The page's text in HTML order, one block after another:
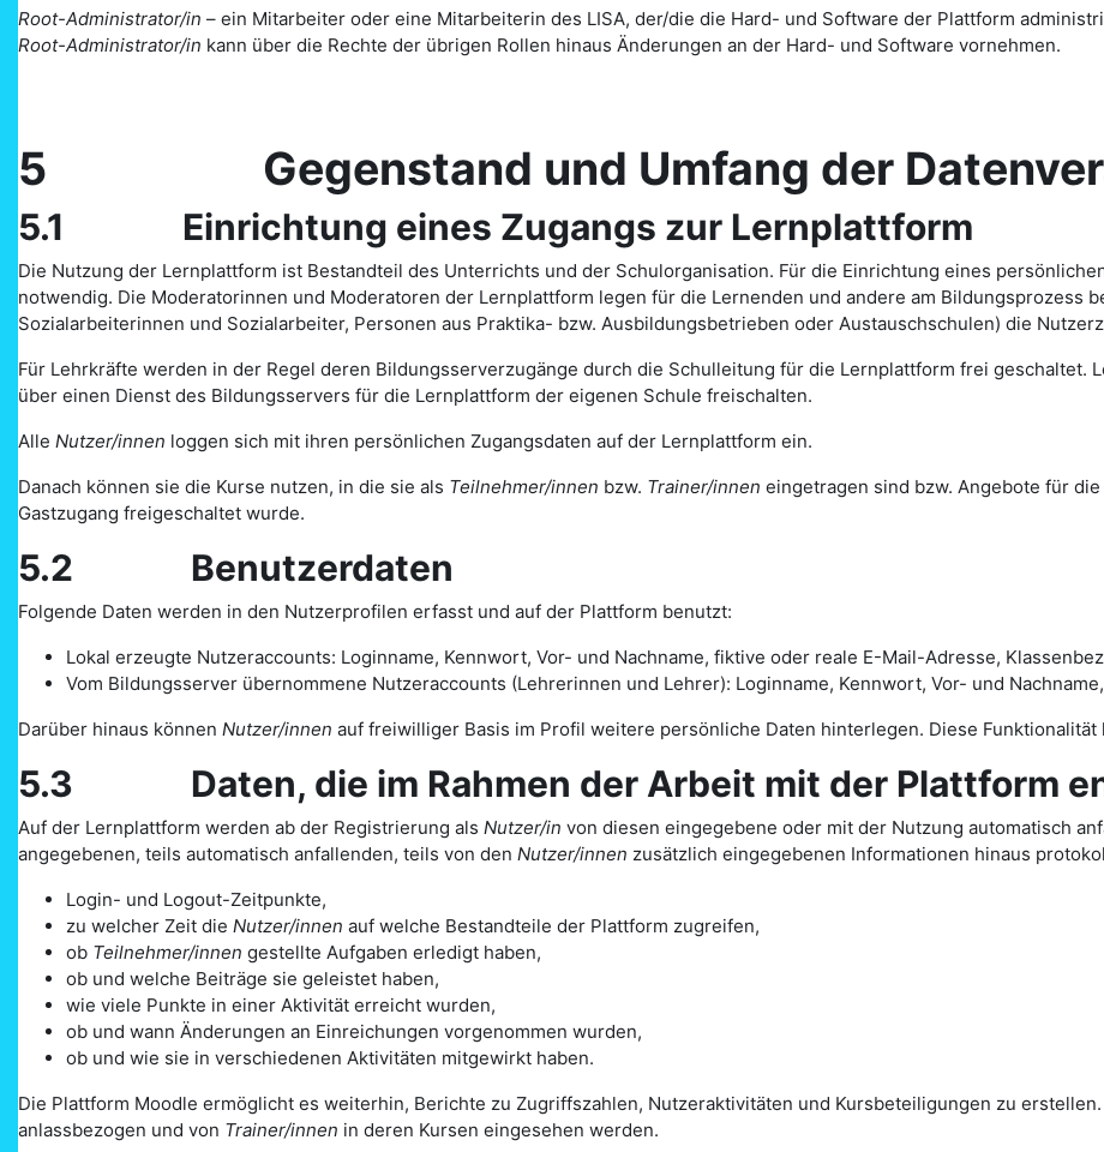
Root-Administrator/in – ein Mitarbeiter oder eine Mitarbeiterin des LISA, der/die die Hard- und Software der Plattform
Root-Administrator/in kann über die Rechte der übrigen Rollen hinaus Änderungen an der Hard- und Software vornehmen.
5 Gegenstand und Umfang der
5.1 Einrichtung eines Zugangs zur Lernplattform
Die Nutzung der Lernplattform ist Bestandteil des Unterrichts und der Schulorganisation. Für die Einrichtung eines
notwendig. Die Moderatorinnen und Moderatoren der Lernplattform legen für die Lernenden und andere am Bildungsprozess
Sozialarbeiterinnen und Sozialarbeiter, Personen aus Praktika- bzw. Ausbildungsbetrieben oder Austauschschulen) die
Für Lehrkräfte werden in der Regel deren Bildungsserverzugänge durch die Schulleitung für die Lernplattform frei geschaltet.
über einen Dienst des Bildungsservers für die Lernplattform der eigenen Schule freischalten.
Alle Nutzer/innen loggen sich mit ihren persönlichen Zugangsdaten auf der Lernplattform ein.
Danach können sie die Kurse nutzen, in die sie als Teilnehmer/innen bzw. Trainer/innen eingetragen sind bzw. Angebote für
Gastzugang freigeschaltet wurde.
5.2 Benutzerdaten
Folgende Daten werden in den Nutzerprofilen erfasst und auf der Plattform benutzt:
Lokal erzeugte Nutzeraccounts: Loginname, Kennwort, Vor- und Nachname, fiktive oder reale E-Mail-Adresse,
Vom Bildungsserver übernommene Nutzeraccounts (Lehrerinnen und Lehrer): Loginname, Kennwort, Vor- und
Darüber hinaus können Nutzer/innen auf freiwilliger Basis im Profil weitere persönliche Daten hinterlegen. Diese Funktionalität
5.3 Daten, die im Rahmen der Arbeit mit der Plattform
Auf der Lernplattform werden ab der Registrierung als Nutzer/in von diesen eingegebene oder mit der Nutzung automatisch
angegebenen, teils automatisch anfallenden, teils von den Nutzer/innen zusätzlich eingegebenen Informationen hinaus
Login- und Logout-Zeitpunkte,
zu welcher Zeit die Nutzer/innen auf welche Bestandteile der Plattform zugreifen,
ob Teilnehmer/innen gestellte Aufgaben erledigt haben,
ob und welche Beiträge sie geleistet haben,
wie viele Punkte in einer Aktivität erreicht wurden,
ob und wann Änderungen an Einreichungen vorgenommen wurden,
ob und wie sie in verschiedenen Aktivitäten mitgewirkt haben.
Die Plattform Moodle ermöglicht es weiterhin, Berichte zu Zugriffszahlen, Nutzeraktivitäten und Kursbeteiligungen zu
anlassbezogen und von Trainer/innen in deren Kursen eingesehen werden.